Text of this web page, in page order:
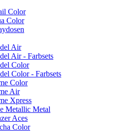
Color
Color
Air
Air - Farbsets
Color
Color - Farbsets
Color
Air
Xpress
Metallic Metal
Aces
Color